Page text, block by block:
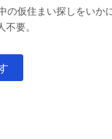
の仮住まい探しをいか
要。